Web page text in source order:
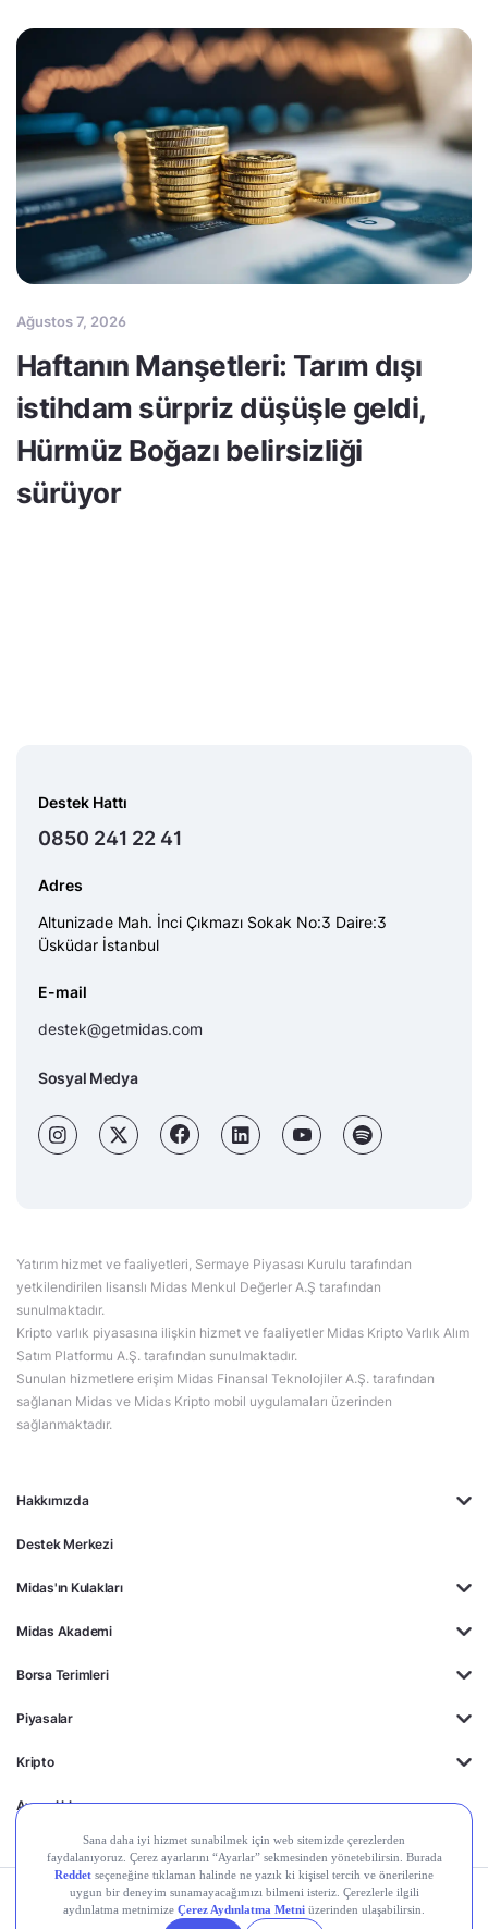
Ağustos 7, 2026
Haftanın Manşetleri: Tarım dışı
istihdam sürpriz düşüşle geldi,
Hürmüz Boğazı belirsizliği
sürüyor
Hakkımızda
Destek Merkezi
Midas'ın Kulakları
Midas Akademi
Borsa Terimleri
Piyasalar
Kripto
Ayrıcalıklar
Destek Hattı
0850 241 22 41
Adres
Altunizade Mah. İnci Çıkmazı Sokak No:3 Daire:3
Üsküdar İstanbul
E-mail
destek@getmidas.com
Sosyal Medya
Yatırım hizmet ve faaliyetleri, Sermaye Piyasası Kurulu tarafından
yetkilendirilen lisanslı Midas Menkul Değerler A.Ş tarafından
sunulmaktadır.
Kripto varlık piyasasına ilişkin hizmet ve faaliyetler Midas Kripto Varlık Alım
Satım Platformu A.Ş. tarafından sunulmaktadır.
Sunulan hizmetlere erişim Midas Finansal Teknolojiler A.Ş. tarafından
sağlanan Midas ve Midas Kripto mobil uygulamaları üzerinden
sağlanmaktadır.
Kişisel Verilerin
Gizlilik
Politikası
Yasal
Duyurular
Çerez